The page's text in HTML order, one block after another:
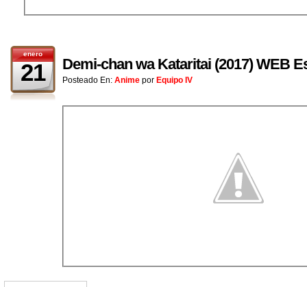
enero
21 Demi-chan wa Kataritai (2017) WEB
Posteado En: Anime por Equipo IV